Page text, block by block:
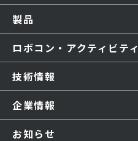
製品
ロボコン・アクティビティ
技術情報
企業情報
お知らせ